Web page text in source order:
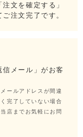
文を確定する」
注文完了です。
信メール」がお客
ールアドレスが間違
完了していない場合
店までお気軽にお問